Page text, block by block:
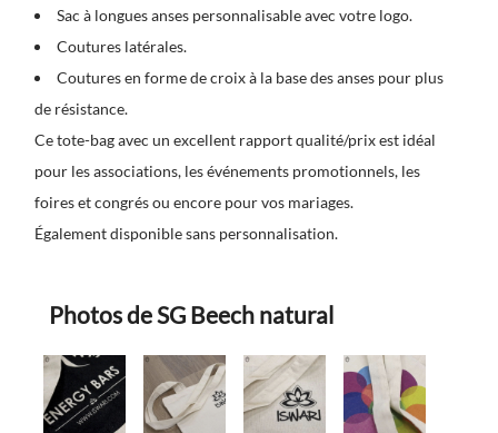
Sac à longues anses personnalisable avec votre logo.
Coutures latérales.
Coutures en forme de croix à la base des anses pour plus
de résistance.
Ce tote-bag avec un excellent rapport qualité/prix est idéal
pour les associations, les événements promotionnels, les
foires et congrés ou encore pour vos mariages.
Également disponible sans personnalisation.
Photos de SG Beech natural